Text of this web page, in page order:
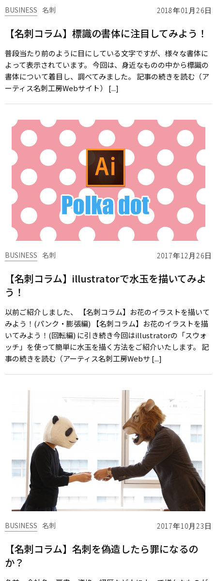
2018年01月26日
BUSINESS 名刺
【名刺コラム】標識の書体に注目してみよう！
普段当たり前のように目にしている文字ですが、様々な書体に
よって表示されています。 今回は、身近なものの中から標識の
書体について着目し、調べてみました。 記事の続きを読む（ア
ーティス名刺工房Webサイト） [...]
2017年12月26日
BUSINESS 名刺
【名刺コラム】illustratorで水玉を描いてみよ
う！
以前ご紹介しました、 【名刺コラム】お花のイラストを描いて
みよう！(パンク・膨張編) 【名刺コラム】お花のイラストを描
いてみよう！(回転編) に引き続き今回はillustratorの「スウォ
ッチ」を使って簡単に水玉を描く方法をご紹介いたします。 記
事の続きを読む（アーティス名刺工房Webサ [...]
2017年10月23日
BUSINESS 名刺
【名刺コラム】名刺を偽造したら罪になるの
か？